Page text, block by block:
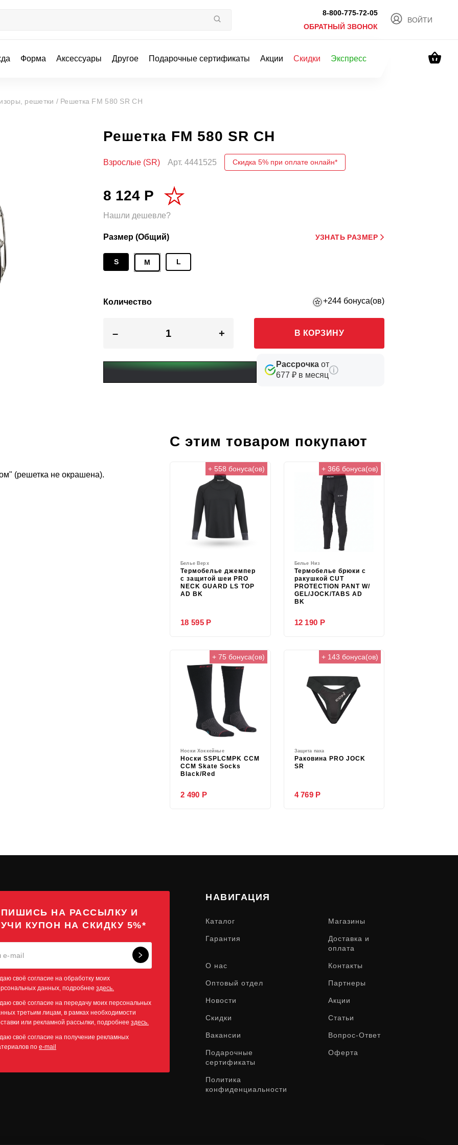
8-800-775-72-05
ОБРАТНЫЙ ЗВОНОК
ВОЙТИ
Форма Аксессуары Другое Подарочные сертификаты Акции Скидки Экспресс
решетки / Решетка FM 580 SR CH
Решетка FM 580 SR CH
Взрослые (SR) Арт. 4441525 Скидка 5% при оплате онлайн*
8 124 Р
Нашли дешевле?
Размер (Общий) УЗНАТЬ РАЗМЕР
S M L
Количество +244 бонуса(ов)
– + В КОРЗИНУ
Рассрочка от
677 ₽ в месяц
(решетка не окрашена).
С этим товаром покупают
+ 558 бонуса(ов)
Белье Верх
Термобелье джемпер
с защитой шеи PRO
NECK GUARD LS TOP
AD BK
18 595 Р
+ 366 бонуса(ов)
Белье Низ
Термобелье брюки с
ракушкой CUT
PROTECTION PANT W/
GEL/JOCK/TABS AD
BK
12 190 Р
+ 75 бонуса(ов)
Носки Хоккейные
Носки SSPLCMPK CCM
CCM Skate Socks
Black/Red
2 490 Р
+ 143 бонуса(ов)
Защита паха
Раковина PRO JOCK
SR
4 769 Р
НА РАССЫЛКУ И
КУПОН НА СКИДКУ 5%*
своё согласие на обработку моих
данных, подробнее здесь.
своё согласие на передачу моих персональных
третьим лицам, в рамках необходимости
или рекламной рассылки, подробнее здесь.
своё согласие на получение рекламных
по e-mail
НАВИГАЦИЯ
Каталог Магазины
Гарантия
Доставка и
оплата
О нас Контакты
Оптовый отдел Партнеры
Новости Акции
Скидки Статьи
Вакансии Вопрос-Ответ
Подарочные
сертификаты
Оферта
Политика
конфиденциальности